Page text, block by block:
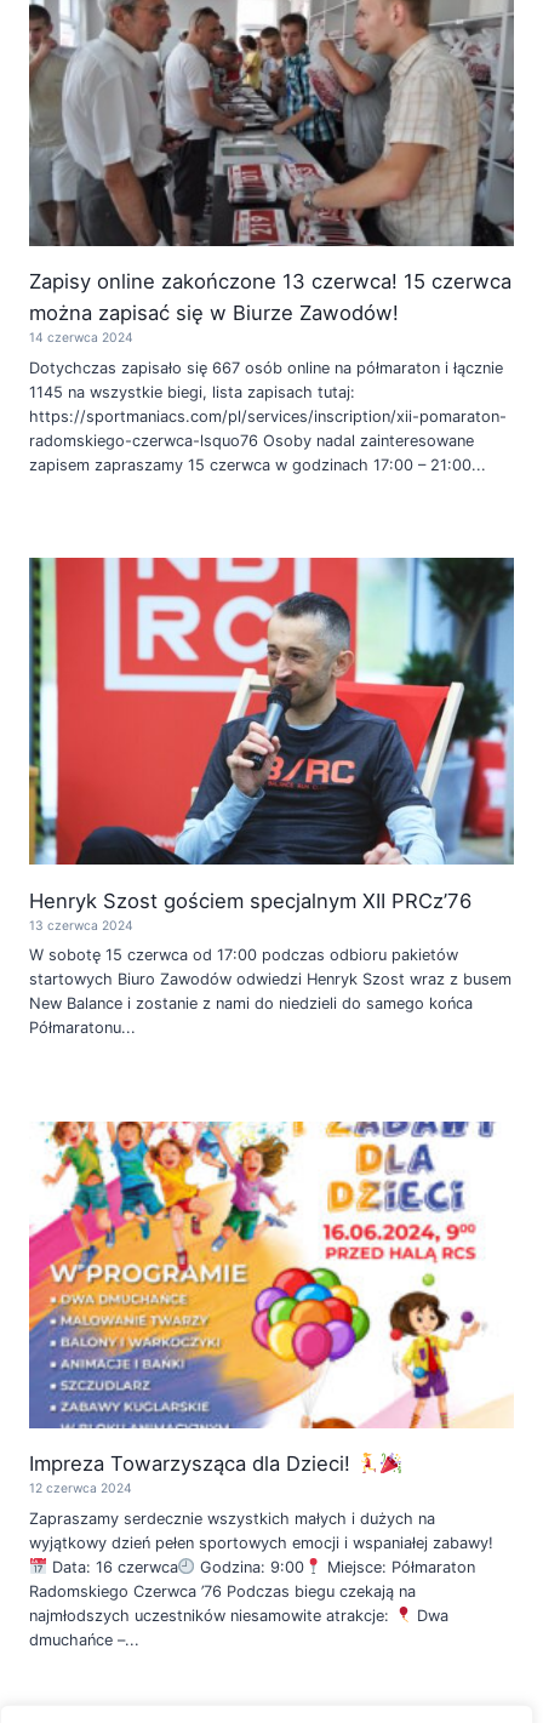
Zapisy online zakończone 13 czerwca! 15 czerwca
można zapisać się w Biurze Zawodów!
14 czerwca 2024
Dotychczas zapisało się 667 osób online na półmaraton i łącznie
1145 na wszystkie biegi, lista zapisach tutaj:
https://sportmaniacs.com/pl/services/inscription/xii-pomaraton-
radomskiego-czerwca-lsquo76 Osoby nadal zainteresowane
zapisem zapraszamy 15 czerwca w godzinach 17:00 – 21:00...
Henryk Szost gościem specjalnym XII PRCz’76
13 czerwca 2024
W sobotę 15 czerwca od 17:00 podczas odbioru pakietów
startowych Biuro Zawodów odwiedzi Henryk Szost wraz z busem
New Balance i zostanie z nami do niedzieli do samego końca
Półmaratonu...
Impreza Towarzysząca dla Dzieci!
12 czerwca 2024
Zapraszamy serdecznie wszystkich małych i dużych na
wyjątkowy dzień pełen sportowych emocji i wspaniałej zabawy!
Data: 16 czerwca
Godzina: 9:00
Miejsce: Półmaraton
Radomskiego Czerwca ’76 Podczas biegu czekają na
najmłodszych uczestników niesamowite atrakcje:
Dwa
dmuchańce –...